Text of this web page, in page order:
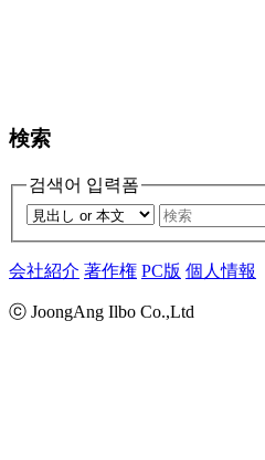
検索
검색어 입력폼
会社紹介 著作権 PC版 個人情報
ⓒ JoongAng Ilbo Co.,Ltd